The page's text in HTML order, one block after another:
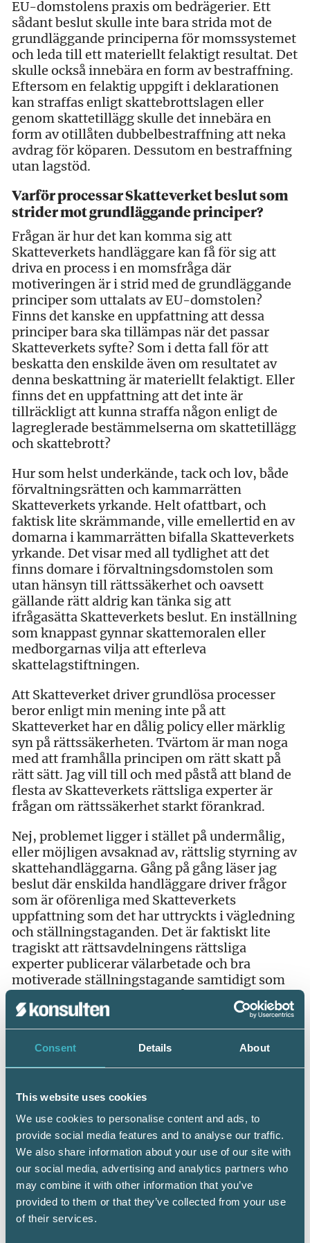
Consent Details About
This website uses cookies
We use cookies to personalise content and ads, to
provide social media features and to analyse our traffic.
We also share information about your use of our site with
our social media, advertising and analytics partners who
may combine it with other information that you’ve
provided to them or that they’ve collected from your use
of their services.
EU-domstolens praxis om bedrägerier. Ett
sådant beslut skulle inte bara strida mot de
grundläggande principerna för momssystemet
och leda till ett materiellt felaktigt resultat. Det
skulle också innebära en form av bestraffning.
Eftersom en felaktig uppgift i deklarationen
kan straffas enligt skattebrottslagen eller
genom skattetillägg skulle det innebära en
form av otillåten dubbelbestraffning att neka
avdrag för köparen. Dessutom en bestraffning
utan lagstöd.
Varför processar Skatteverket beslut som
strider mot grundläggande principer?
Frågan är hur det kan komma sig att
Skatteverkets handläggare kan få för sig att
driva en process i en momsfråga där
motiveringen är i strid med de grundläggande
principer som uttalats av EU-domstolen?
Finns det kanske en uppfattning att dessa
principer bara ska tillämpas när det passar
Skatteverkets syfte? Som i detta fall för att
beskatta den enskilde även om resultatet av
denna beskattning är materiellt felaktigt. Eller
finns det en uppfattning att det inte är
tillräckligt att kunna straffa någon enligt de
lagreglerade bestämmelserna om skattetillägg
och skattebrott?
Hur som helst underkände, tack och lov, både
förvaltningsrätten och kammarrätten
Skatteverkets yrkande. Helt ofattbart, och
faktisk lite skrämmande, ville emellertid en av
domarna i kammarrätten bifalla Skatteverkets
yrkande. Det visar med all tydlighet att det
finns domare i förvaltningsdomstolen som
utan hänsyn till rättssäkerhet och oavsett
gällande rätt aldrig kan tänka sig att
ifrågasätta Skatteverkets beslut. En inställning
som knappast gynnar skattemoralen eller
medborgarnas vilja att efterleva
skattelagstiftningen.
Att Skatteverket driver grundlösa processer
beror enligt min mening inte på att
Skatteverket har en dålig policy eller märklig
syn på rättssäkerheten. Tvärtom är man noga
med att framhålla principen om rätt skatt på
rätt sätt. Jag vill till och med påstå att bland de
flesta av Skatteverkets rättsliga experter är
frågan om rättssäkerhet starkt förankrad.
Nej, problemet ligger i stället på undermålig,
eller möjligen avsaknad av, rättslig styrning av
skattehandläggarna. Gång på gång läser jag
beslut där enskilda handläggare driver frågor
som är oförenliga med Skatteverkets
uppfattning som det har uttryckts i vägledning
och ställningstaganden. Det är faktiskt lite
tragiskt att rättsavdelningens rättsliga
experter publicerar välarbetade och bra
motiverade ställningstagande samtidigt som
precis som de själva vill och tycker.
Det verkar dessutom finnas ett motstånd mot
vägledning. Jag har själv i ett ärende utan
framgång försökt övertala en handläggare och
hens närmsta chef att ta kontakt med
rättsavdelningen. Motiveringen och försvaret
för att inte söka hjälp var kort och gott att: ”det
finns mycket vi skulle behöva kontakta
rättsavdelningen om.” Lösningen på detta
problem skulle kunna vara att den enskilde har
rätt att begära ett uttalande från en rättslig
expert i en konkret sakfråga där det inte finns